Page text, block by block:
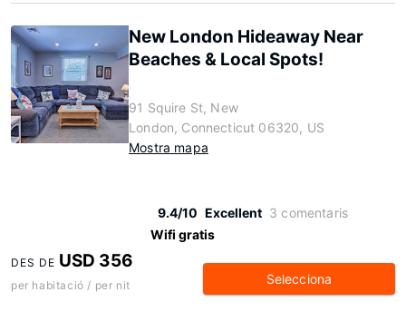
New London Hideaway Near
Beaches & Local Spots!
91 Squire St, New
London, Connecticut 06320, US
Mostra mapa
9.4/10 Excellent 3 comentaris
Wifi gratis
DES DE USD 356
per habitació / per nit Selecciona